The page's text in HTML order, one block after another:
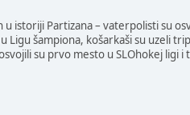
istoriji Partizana – vaterpolisti su
Ligu šampiona, košarkaši su uzeli
su prvo mesto u SLOhokej